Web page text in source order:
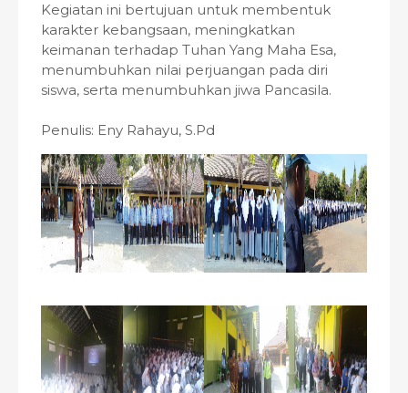
Kegiatan ini bertujuan untuk membentuk
karakter kebangsaan, meningkatkan
keimanan terhadap Tuhan Yang Maha Esa,
menumbuhkan nilai perjuangan pada diri
siswa, serta menumbuhkan jiwa Pancasila.
Penulis: Eny Rahayu, S.Pd